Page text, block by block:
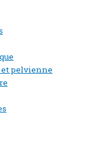
et pelvienne